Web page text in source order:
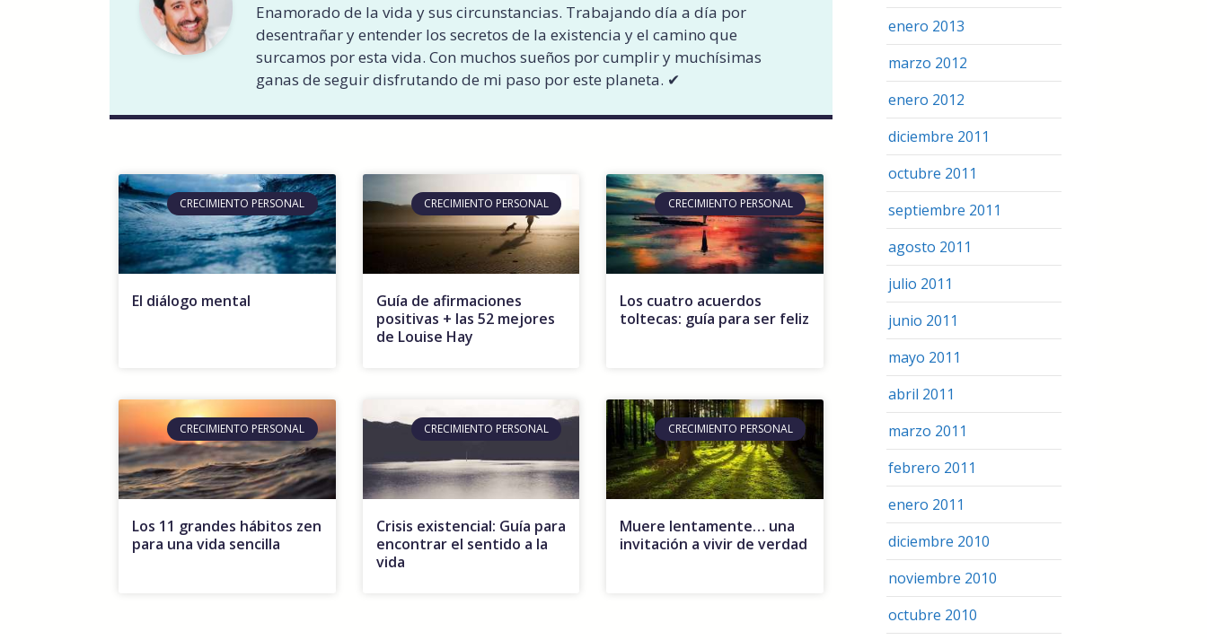
Enamorado de la vida y sus circunstancias. Trabajando día a día por
desentrañar y entender los secretos de la existencia y el camino que
surcamos por esta vida. Con muchos sueños por cumplir y muchísimas
ganas de seguir disfrutando de mi paso por este planeta. ✔︎
CRECIMIENTO PERSONAL
El diálogo mental
CRECIMIENTO PERSONAL
Guía de afirmaciones
positivas + las 52 mejores
de Louise Hay
CRECIMIENTO PERSONAL
Los cuatro acuerdos
toltecas: guía para ser feliz
CRECIMIENTO PERSONAL
Los 11 grandes hábitos zen
para una vida sencilla
CRECIMIENTO PERSONAL
Crisis existencial: Guía para
encontrar el sentido a la
vida
CRECIMIENTO PERSONAL
Muere lentamente… una
invitación a vivir de verdad
enero 2013
marzo 2012
enero 2012
diciembre 2011
octubre 2011
septiembre 2011
agosto 2011
julio 2011
junio 2011
mayo 2011
abril 2011
marzo 2011
febrero 2011
enero 2011
diciembre 2010
noviembre 2010
octubre 2010